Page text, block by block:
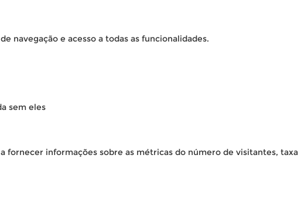
navegação e acesso a todas as funcionalidades.
sem eles
fornecer informações sobre as métricas do número de visitantes, taxa